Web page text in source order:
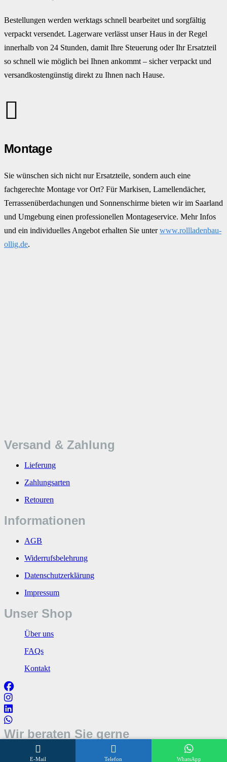
Bestellungen werden werktags schnell bearbeitet und sorgfältig
verpackt versendet. Lagerware verlässt unser Haus in der Regel
innerhalb von 24 Stunden, damit Ihre Steuerung oder Ihr Ersatzteil
so schnell wie möglich bei Ihnen ankommt – sicher verpackt und
versandkostengünstig direkt zu Ihnen nach Hause.
Montage
Sie wünschen sich nicht nur Ersatzteile, sondern auch eine
fachgerechte Montage vor Ort? Für Markisen, Lamellendächer,
Terrassenüberdachungen und Sonnenschirme bieten wir im Saarland
und Umgebung einen professionellen Montageservice. Mehr Infos
und ein individuelles Angebot erhalten Sie unterwww.rollladenbau-
ollig.de.
Versand & Zahlung
Lieferung
Zahlungsarten
Retouren
Informationen
AGB
Widerrufsbelehrung
Datenschutzerklärung
Impressum
Unser Shop
Über uns
FAQs
Kontakt
Wir beraten Sie gerne
Öffnungszeiten
E-Mail Telefon WhatsApp